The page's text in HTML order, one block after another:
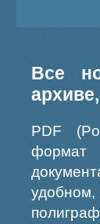
Все
PDF
формат